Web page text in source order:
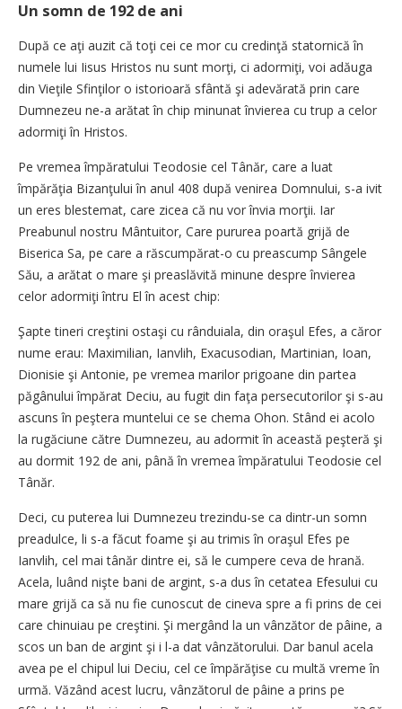
Un somn de 192 de ani
După ce aţi auzit că toţi cei ce mor cu credinţă statornică în
numele lui Iisus Hristos nu sunt morţi, ci adormiţi, voi adăuga
din Vieţile Sfinţilor o istorioară sfântă şi adevărată prin care
Dumnezeu ne-a arătat în chip minunat învierea cu trup a celor
adormiţi în Hristos.
Pe vremea împăratului Teodosie cel Tânăr, care a luat
împărăţia Bizanţului în anul 408 după venirea Domnului, s-a ivit
un eres blestemat, care zicea că nu vor învia morţii. Iar
Preabunul nostru Mântuitor, Care pururea poartă grijă de
Biserica Sa, pe care a răscumpărat-o cu preascump Sângele
Său, a arătat o mare şi preaslăvită minune despre învierea
celor adormiţi întru El în acest chip:
Şapte tineri creştini ostaşi cu rânduiala, din oraşul Efes, a căror
nume erau: Maximilian, Ianvlih, Exacusodian, Martinian, Ioan,
Dionisie şi Antonie, pe vremea marilor prigoane din partea
păgânului împărat Deciu, au fugit din faţa persecutorilor şi s-au
ascuns în peştera muntelui ce se chema Ohon. Stând ei acolo
la rugăciune către Dumnezeu, au adormit în această peşteră şi
au dormit 192 de ani, până în vremea împăratului Teodosie cel
Tânăr.
Deci, cu puterea lui Dumnezeu trezindu-se ca dintr-un somn
preadulce, li s-a făcut foame şi au trimis în oraşul Efes pe
Ianvlih, cel mai tânăr dintre ei, să le cumpere ceva de hrană.
Acela, luând nişte bani de argint, s-a dus în cetatea Efesului cu
mare grijă ca să nu fie cunoscut de cineva spre a fi prins de cei
care chinuiau pe creştini. Şi mergând la un vânzător de pâine, a
scos un ban de argint şi i l-a dat vânzătorului. Dar banul acela
avea pe el chipul lui Deciu, cel ce împărăţise cu multă vreme în
urmă. Văzând acest lucru, vânzătorul de pâine a prins pe